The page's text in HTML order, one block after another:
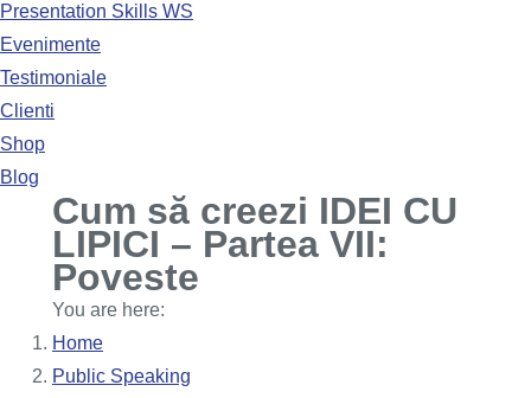
Presentation Skills WS
Evenimente
Testimoniale
Clienti
Shop
Blog
Cum să creezi IDEI CU
LIPICI – Partea VII:
Poveste
You are here:
Home
Public Speaking